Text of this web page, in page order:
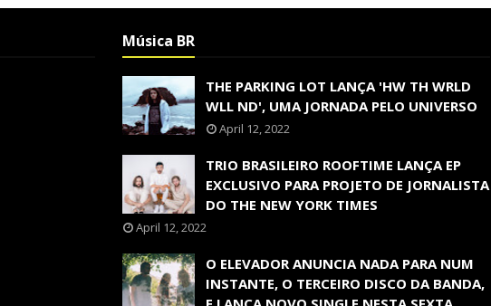
Música BR
THE PARKING LOT LANÇA 'HW TH WRLD
WLL ND', UMA JORNADA PELO UNIVERSO
April 12, 2022
TRIO BRASILEIRO ROOFTIME LANÇA EP
EXCLUSIVO PARA PROJETO DE JORNALISTA
DO THE NEW YORK TIMES
April 12, 2022
O ELEVADOR ANUNCIA NADA PARA NUM
INSTANTE, O TERCEIRO DISCO DA BANDA,